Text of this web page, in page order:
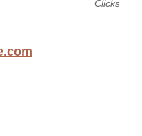
Clicks